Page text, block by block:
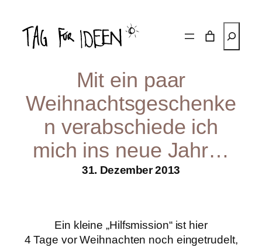
Inhalt
springen
Mit ein paar
Weihnachtsgeschenke
n verabschiede ich
mich ins neue Jahr…
31. Dezember 2013
Ein kleine „Hilfsmission“ ist hier
4 Tage vor Weihnachten noch eingetrudelt,